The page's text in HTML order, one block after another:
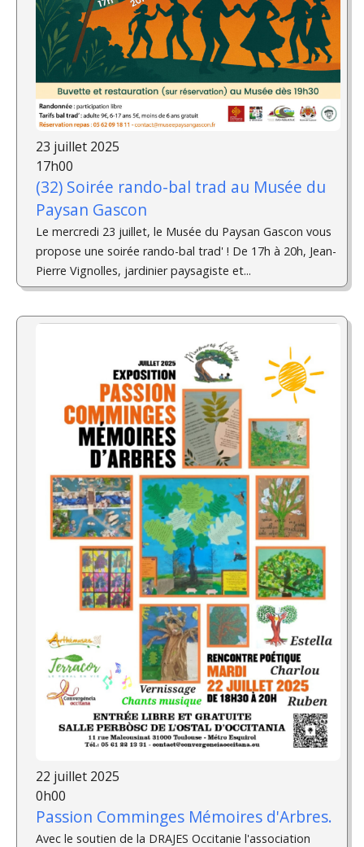
23 juillet 2025
17h00
(32) Soirée rando-bal trad au Musée du
Paysan Gascon
Le mercredi 23 juillet, le Musée du Paysan Gascon vous
propose une soirée rando-bal trad' ! De 17h à 20h, Jean-
Pierre Vignolles, jardinier paysagiste et...
22 juillet 2025
0h00
Passion Comminges Mémoires d'Arbres.
Avec le soutien de la DRAJES Occitanie l'association